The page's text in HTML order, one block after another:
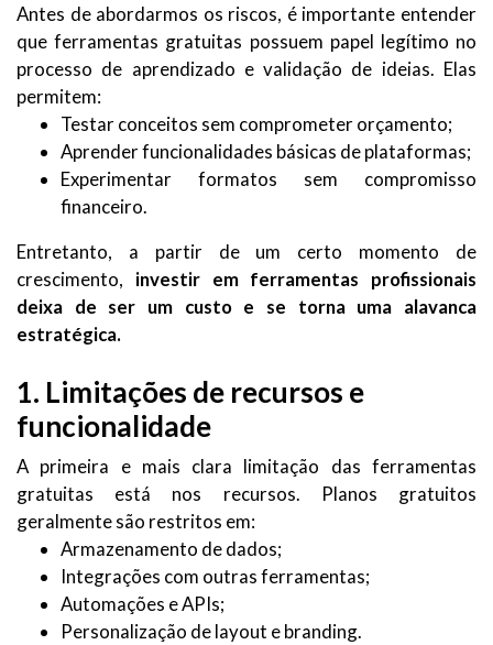
Antes de abordarmos os riscos, é importante entender
que ferramentas gratuitas possuem papel legítimo no
processo de aprendizado e validação de ideias. Elas
permitem:
Testar conceitos sem comprometer orçamento;
Aprender funcionalidades básicas de plataformas;
Experimentar formatos sem compromisso
financeiro.
Entretanto, a partir de um certo momento de
crescimento, investir em ferramentas profissionais
deixa de ser um custo e se torna uma alavanca
estratégica.
1. Limitações de recursos e
funcionalidade
A primeira e mais clara limitação das ferramentas
gratuitas está nos recursos. Planos gratuitos
geralmente são restritos em:
Armazenamento de dados;
Integrações com outras ferramentas;
Automações e APIs;
Personalização de layout e branding.